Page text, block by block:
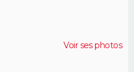
Voir ses photos